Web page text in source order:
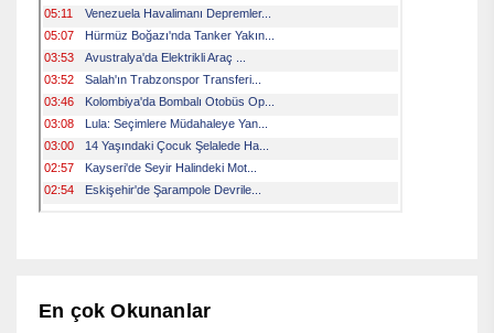
En çok Okunanlar